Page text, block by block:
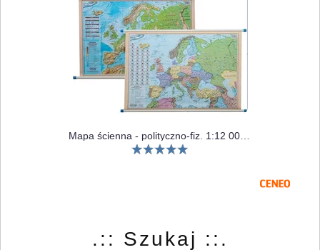
Mapa ścienna - polityczno-fiz. 1:12 000 000 Europa
.:: Szukaj ::.